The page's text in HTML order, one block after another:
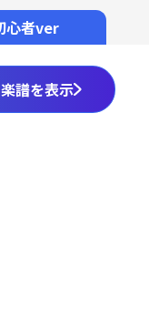
心者ver
譜を表示